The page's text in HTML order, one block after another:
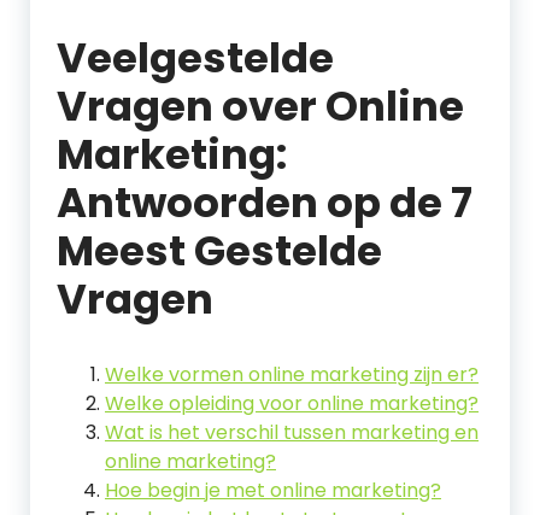
Veelgestelde
Vragen over Online
Marketing:
Antwoorden op de 7
Meest Gestelde
Vragen
Welke vormen online marketing zijn er?
Welke opleiding voor online marketing?
Wat is het verschil tussen marketing en
online marketing?
Hoe begin je met online marketing?